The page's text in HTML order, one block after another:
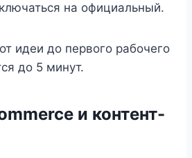
на официальный.
идеи до первого рабочего
до 5 минут.
и контент-